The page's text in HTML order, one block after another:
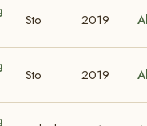
Sto 2019
Sto 2019